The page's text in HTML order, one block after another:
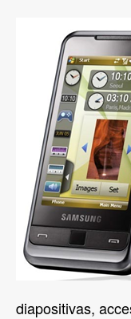
diapositivas,